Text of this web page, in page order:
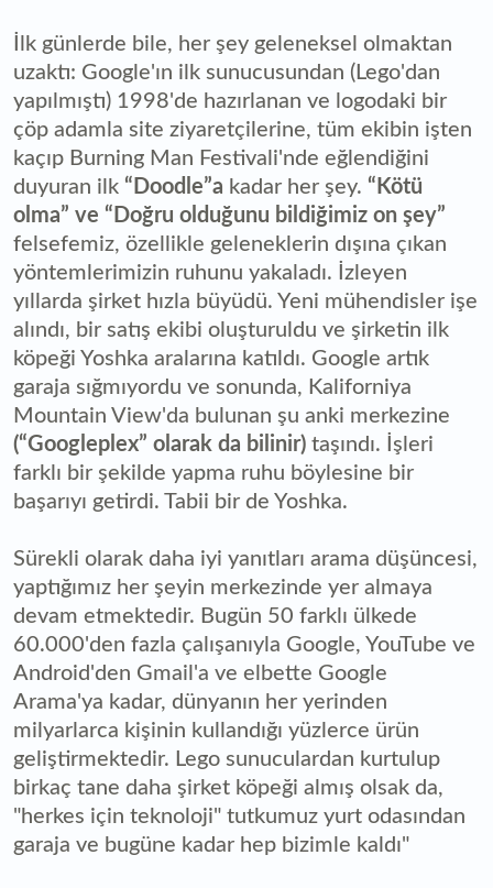
İlk günlerde bile, her şey geleneksel olmaktan
uzaktı: Google'ın ilk sunucusundan (Lego'dan
yapılmıştı) 1998'de hazırlanan ve logodaki bir
çöp adamla site ziyaretçilerine, tüm ekibin işten
kaçıp Burning Man Festivali'nde eğlendiğini
duyuran ilk “Doodle”a kadar her şey. “Kötü
olma” ve “Doğru olduğunu bildiğimiz on şey”
felsefemiz, özellikle geleneklerin dışına çıkan
yöntemlerimizin ruhunu yakaladı. İzleyen
yıllarda şirket hızla büyüdü. Yeni mühendisler işe
alındı, bir satış ekibi oluşturuldu ve şirketin ilk
köpeği Yoshka aralarına katıldı. Google artık
garaja sığmıyordu ve sonunda, Kaliforniya
Mountain View'da bulunan şu anki merkezine
(“Googleplex” olarak da bilinir) taşındı. İşleri
farklı bir şekilde yapma ruhu böylesine bir
başarıyı getirdi. Tabii bir de Yoshka.
Sürekli olarak daha iyi yanıtları arama düşüncesi,
yaptığımız her şeyin merkezinde yer almaya
devam etmektedir. Bugün 50 farklı ülkede
60.000'den fazla çalışanıyla Google, YouTube ve
Android'den Gmail'a ve elbette Google
Arama'ya kadar, dünyanın her yerinden
milyarlarca kişinin kullandığı yüzlerce ürün
geliştirmektedir. Lego sunuculardan kurtulup
birkaç tane daha şirket köpeği almış olsak da,
"herkes için teknoloji" tutkumuz yurt odasından
garaja ve bugüne kadar hep bizimle kaldı"